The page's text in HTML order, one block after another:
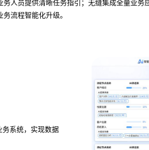
人员提供清晰任务指引；无缝集成全量业
流程智能化升级。
供AI 辅助
业务流程管理
避免流程设计和
• 将业务流程以作战地图的
个环节、节点之间的关系以